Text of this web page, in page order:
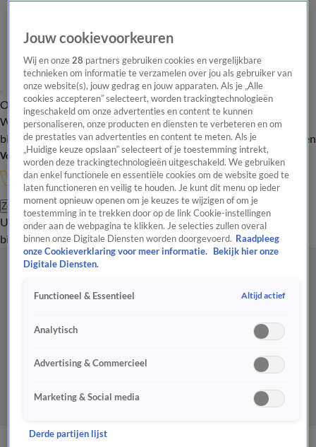
Overzicht Onze programma's Uitzendingen Onze gezichten
In de
WandelgangenInterviewsUitzending
bijwonenPodcastShopVeelgestelde vragenKijkersvraag insturen
Volg Vandaag Inside
Zoeken
UitzendingenVandaag InsideDe OranjezomerShopUitzending
bijwonen
Jouw cookievoorkeuren
Wij en onze28 partners gebruiken cookies en vergelijkbare
technieken om informatie te verzamelen over jou als gebruiker van
onze website(s), jouw gedrag en jouw apparaten. Als je „Alle
cookies accepteren” selecteert, worden trackingtechnologieën
ingeschakeld om onze advertenties en content te kunnen
personaliseren, onze producten en diensten te verbeteren en om
de prestaties van advertenties en content te meten. Als je
„Huidige keuze opslaan” selecteert of je toestemming intrekt,
worden deze trackingtechnologieën uitgeschakeld. We gebruiken
dan enkel functionele en essentiële cookies om de website goed te
laten functioneren en veilig te houden. Je kunt dit menu op ieder
moment opnieuw openen om je keuzes te wijzigen of om je
toestemming in te trekken door op de link Cookie-instellingen
onder aan de webpagina te klikken. Je selecties zullen overal
binnen onze Digitale Diensten worden doorgevoerd. Raadpleeg
onze Cookieverklaring voor meer informatie.
Bekijk hier onze
Digitale Diensten.
Functioneel & Essentieel Altijd actief
Analytisch
Advertising & Commercieel
Marketing & Social media
Derde partijen lijst